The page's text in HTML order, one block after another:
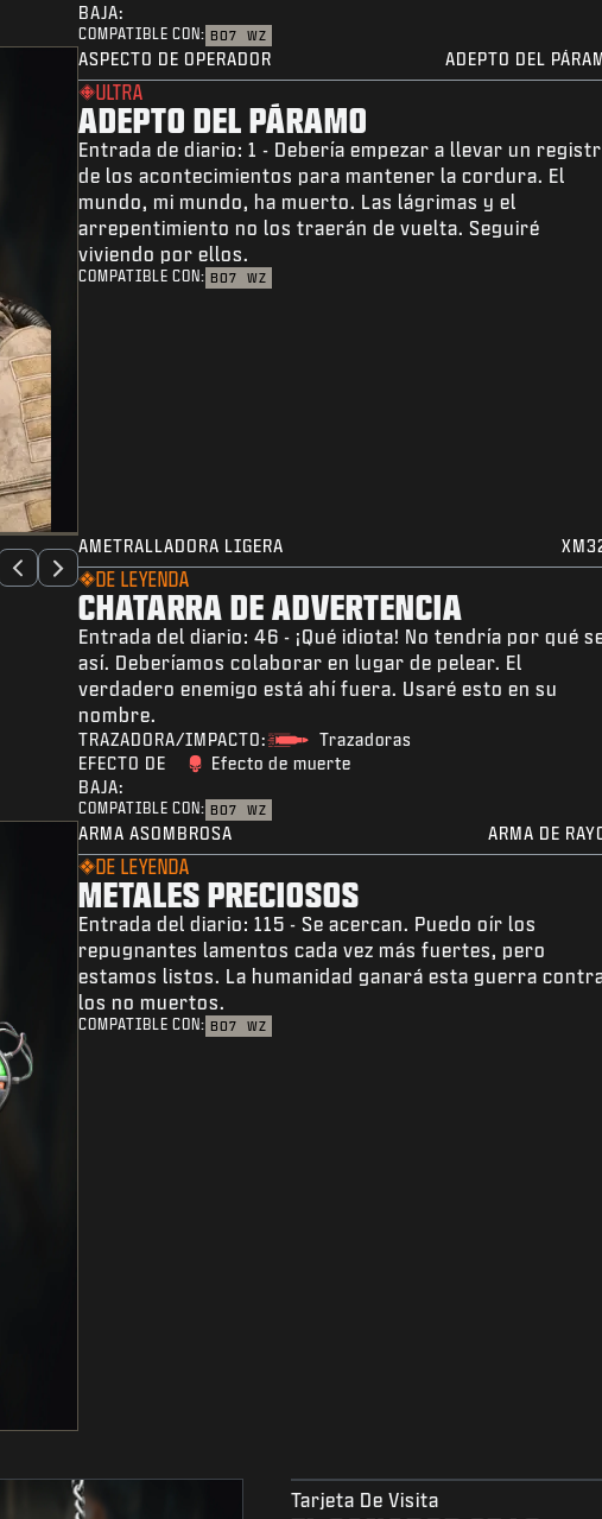
BAJA:
COMPATIBLE CON: BO7 WZ
ASPECTO DE OPERADOR ADEPTO DEL
ULTRA
ADEPTO DEL PÁRAMO
Entrada de diario: 1 - Debería empezar a llevar un
de los acontecimientos para mantener la cordura. El
mundo, mi mundo, ha muerto. Las lágrimas y el
arrepentimiento no los traerán de vuelta. Seguiré
viviendo por ellos.
COMPATIBLE CON: BO7 WZ
AMETRALLADORA LIGERA
DE LEYENDA
CHATARRA DE ADVERTENCIA
Entrada del diario: 46 - ¡Qué idiota! No tendría por qué
así. Deberíamos colaborar en lugar de pelear. El
verdadero enemigo está ahí fuera. Usaré esto en su
nombre.
TRAZADORA/IMPACTO:
Trazadoras
EFECTO DE
BAJA:
Efecto de muerte
COMPATIBLE CON: BO7 WZ
ARMA ASOMBROSA ARMA DE
DE LEYENDA
METALES PRECIOSOS
Entrada del diario: 115 - Se acercan. Puedo oír los
repugnantes lamentos cada vez más fuertes, pero
estamos listos. La humanidad ganará esta guerra
los no muertos.
COMPATIBLE CON: BO7 WZ
Tarjeta De Visita